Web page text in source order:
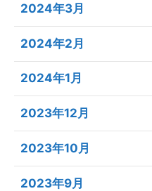
2024年3月
2024年2月
2024年1月
2023年12月
2023年10月
2023年9月